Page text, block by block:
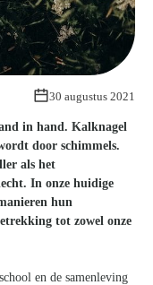
af
30 augustus 2021
in hand. Kalknagel
door schimmels.
als het
In onze huidige
hun
tot zowel onze
en de samenleving